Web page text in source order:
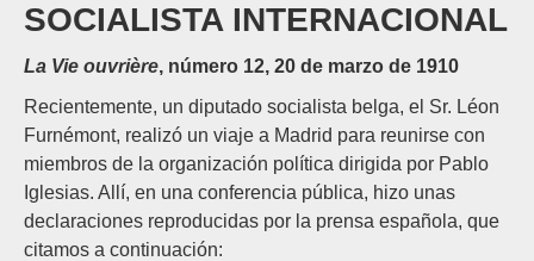
SOCIALISTA INTERNACIONAL
La Vie ouvrière, número 12, 20 de marzo de 1910
Recientemente, un diputado socialista belga, el Sr. Léon
Furnémont, realizó un viaje a Madrid para reunirse con
miembros de la organización política dirigida por Pablo
Iglesias. Allí, en una conferencia pública, hizo unas
declaraciones reproducidas por la prensa española, que
citamos a continuación: